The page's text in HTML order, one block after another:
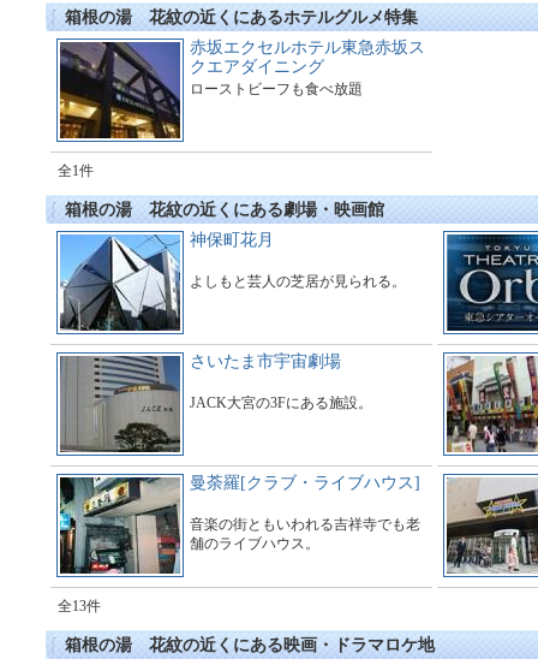
箱根の湯 花紋の近くにあるホテルグルメ特集
赤坂エクセルホテル東急赤坂ス
クエアダイニング
ローストビーフも食べ放題
全1件
箱根の湯 花紋の近くにある劇場・映画館
神保町花月
よしもと芸人の芝居が見られる。
さいたま市宇宙劇場
JACK大宮の3Fにある施設。
曼荼羅[クラブ・ライブハウス]
音楽の街ともいわれる吉祥寺でも老
舗のライブハウス。
全13件
箱根の湯 花紋の近くにある映画・ドラマロケ地